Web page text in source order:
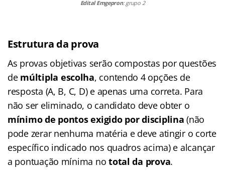
Edital Emgepron: grupo 2
Estrutura da prova
As provas objetivas serão compostas por questões
de múltipla escolha, contendo 4 opções de
resposta (A, B, C, D) e apenas uma correta. Para
não ser eliminado, o candidato deve obter o
mínimo de pontos exigido por disciplina (não
pode zerar nenhuma matéria e deve atingir o corte
específico indicado nos quadros acima) e alcançar
a pontuação mínima nototal da prova.